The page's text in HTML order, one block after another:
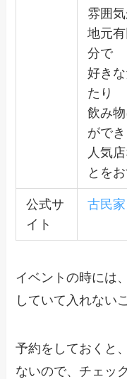
雰囲気
地元
分で
好き
たり
飲み
がで
人気
とを
公式サ
イト
古民家
イベントの時には
していて入れない
予約をしておくと
ないので、チェッ